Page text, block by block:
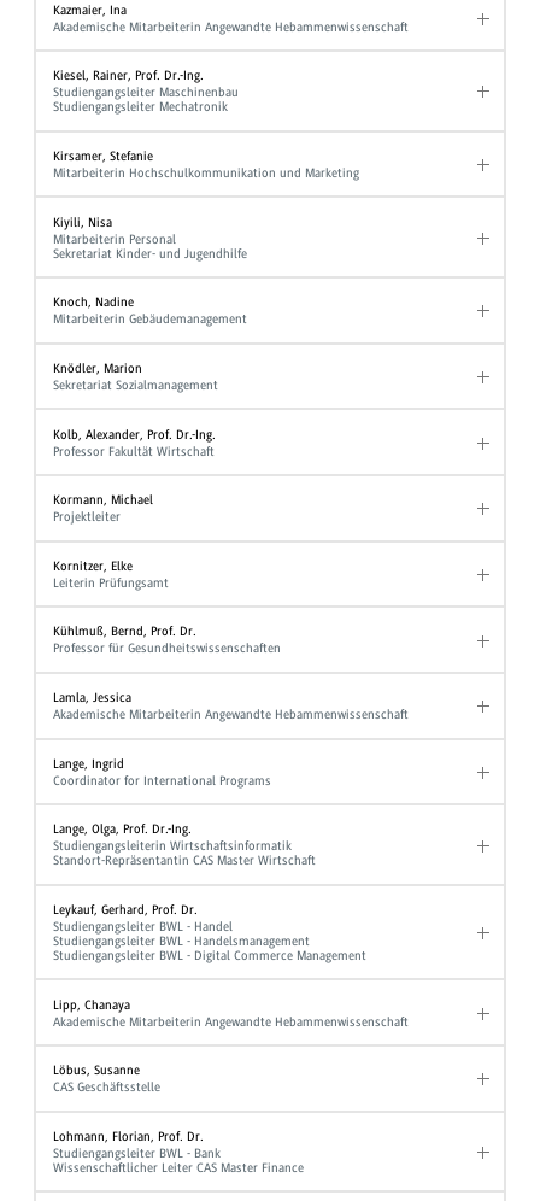
Kazmaier, Ina
Akademische Mitarbeiterin Angewandte Hebammenwissenschaft
Kiesel, Rainer, Prof. Dr.-Ing.
Studiengangsleiter Maschinenbau
Studiengangsleiter Mechatronik
Kirsamer, Stefanie
Mitarbeiterin Hochschulkommunikation und Marketing
Kiyili, Nisa
Mitarbeiterin Personal
Sekretariat Kinder- und Jugendhilfe
Knoch, Nadine
Mitarbeiterin Gebäudemanagement
Knödler, Marion
Sekretariat Sozialmanagement
Kolb, Alexander, Prof. Dr.-Ing.
Professor Fakultät Wirtschaft
Kormann, Michael
Projektleiter
Kornitzer, Elke
Leiterin Prüfungsamt
Kühlmuß, Bernd, Prof. Dr.
Professor für Gesundheitswissenschaften
Lamla, Jessica
Akademische Mitarbeiterin Angewandte Hebammenwissenschaft
Lange, Ingrid
Coordinator for International Programs
Lange, Olga, Prof. Dr.-Ing.
Studiengangsleiterin Wirtschaftsinformatik
Standort-Repräsentantin CAS Master Wirtschaft
Leykauf, Gerhard, Prof. Dr.
Studiengangsleiter BWL - Handel
Studiengangsleiter BWL - Handelsmanagement
Studiengangsleiter BWL - Digital Commerce Management
Lipp, Chanaya
Akademische Mitarbeiterin Angewandte Hebammenwissenschaft
Löbus, Susanne
CAS Geschäftsstelle
Lohmann, Florian, Prof. Dr.
Studiengangsleiter BWL - Bank
Wissenschaftlicher Leiter CAS Master Finance